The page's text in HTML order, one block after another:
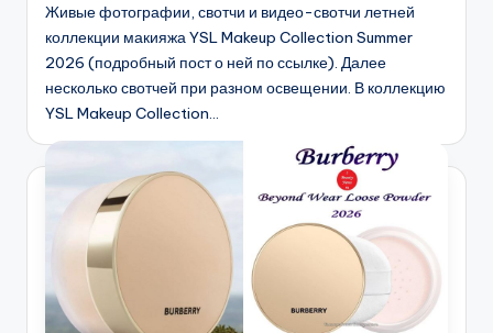
Живые фотографии, свотчи и видео-свотчи летней
коллекции макияжа YSL Makeup Collection Summer
2026 (подробный пост о ней по ссылке). Далее
несколько свотчей при разном освещении. В коллекцию
YSL Makeup Collection…